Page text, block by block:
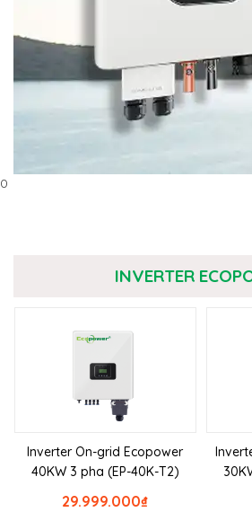
0
INVERTER
Inverter On-grid Ecopower
40KW 3 pha (EP-40K-T2)
₫
29.999.000